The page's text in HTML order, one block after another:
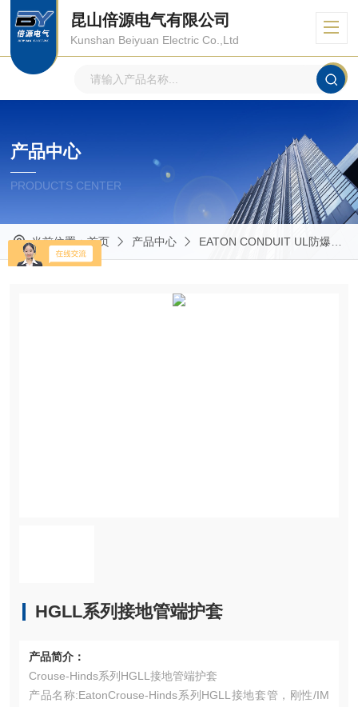
昆山倍源电气有限公司
Kunshan Beiyuan Electric Co.,Ltd
产品中心
PRODUCTS CENTER
当前位置：首页 产品中心 EATON CONDUIT UL防爆管件
HGLL系列接地管端护套
产品简介：
Crouse-Hinds系列HGLL接地管端护套
产品名称:EatonCrouse-Hinds系列HGLL接地套管，刚性/IM